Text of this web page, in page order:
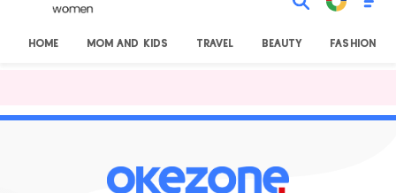
HOME MOM AND KIDS TRAVEL BEAUTY FASHION